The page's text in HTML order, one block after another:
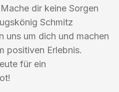
dir keine Sorgen
Schmitz
uns um dich und machen
positiven Erlebnis.
für ein